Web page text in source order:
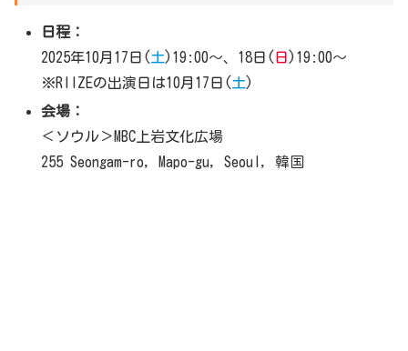
日程：
2025年10月17日(土)19:00～、18日( 日 )19:00～
※RIIZEの出演日は10月17日(土)
会場：
＜ソウル＞MBC上岩文化広場
255 Seongam-ro, Mapo-gu, Seoul, 韓国